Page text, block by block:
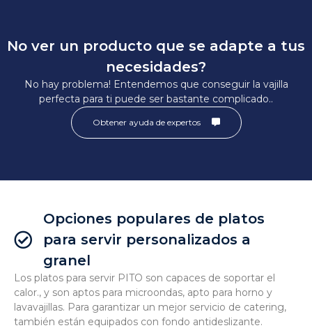
No ver un producto que se adapte a tus
necesidades?
No hay problema! Entendemos que conseguir la vajilla
perfecta para ti puede ser bastante complicado..
Obtener ayuda de expertos
Opciones populares de platos
para servir personalizados a
granel
Los platos para servir PITO son capaces de soportar el
calor., y son aptos para microondas, apto para horno y
lavavajillas. Para garantizar un mejor servicio de catering,
también están equipados con fondo antideslizante.